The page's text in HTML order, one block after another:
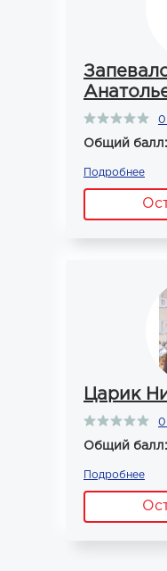
0
Общий
Подробнее
Царик
0
Общий
Подробнее